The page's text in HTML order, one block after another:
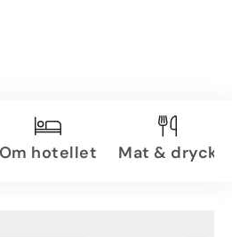
Om hotellet Mat & dryck